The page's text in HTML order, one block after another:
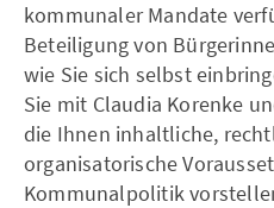
kommunaler Mandate
Beteiligung von
wie Sie sich selbst
Sie mit Claudia Korenke
die Ihnen inhaltliche,
organisatorische
Kommunalpolitik